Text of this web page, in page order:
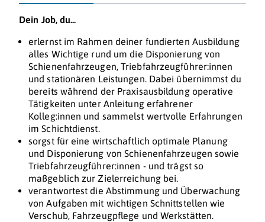
Dein Job, du...
erlernst im Rahmen deiner fundierten Ausbildung
alles Wichtige rund um die Disponierung von
Schienenfahrzeugen, Triebfahrzeugführer:innen
und stationären Leistungen. Dabei übernimmst du
bereits während der Praxisausbildung operative
Tätigkeiten unter Anleitung erfahrener
Kolleg:innen und sammelst wertvolle Erfahrungen
im Schichtdienst.
sorgst für eine wirtschaftlich optimale Planung
und Disponierung von Schienenfahrzeugen sowie
Triebfahrzeugführer:innen - und trägst so
maßgeblich zur Zielerreichung bei.
verantwortest die Abstimmung und Überwachung
von Aufgaben mit wichtigen Schnittstellen wie
Verschub, Fahrzeugpflege und Werkstätten.